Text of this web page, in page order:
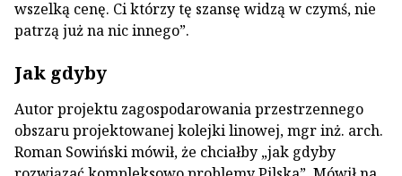
wszelką cenę. Ci którzy tę szansę widzą w czymś, nie
patrzą już na nic innego”.
Jak gdyby
Autor projektu zagospodarowania przestrzennego
obszaru projektowanej kolejki linowej, mgr inż. arch.
Roman Sowiński mówił, że chciałby „jak gdyby